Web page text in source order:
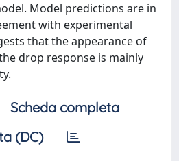
Model predictions are in
with experimental
that the appearance of
drop response is mainly
Scheda completa
(DC)